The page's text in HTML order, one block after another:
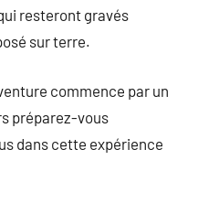
resteront gravés
sur terre.
commence par un
préparez-vous
dans cette expérience